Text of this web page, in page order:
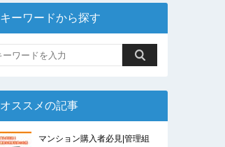
キーワードから探す
オススメの記事
マンション購入者必見|管理組